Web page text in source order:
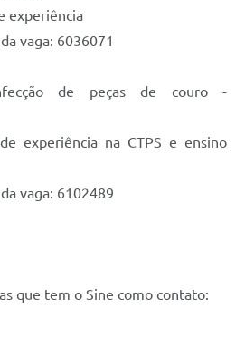
experiência
vaga: 6036071
de peças de couro -
experiência na CTPS e ensino
vaga: 6102489
que tem o Sine como contato: